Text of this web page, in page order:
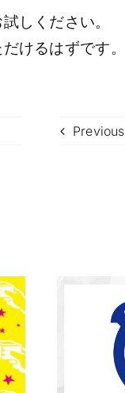
しください。
けるはずです。
Previous